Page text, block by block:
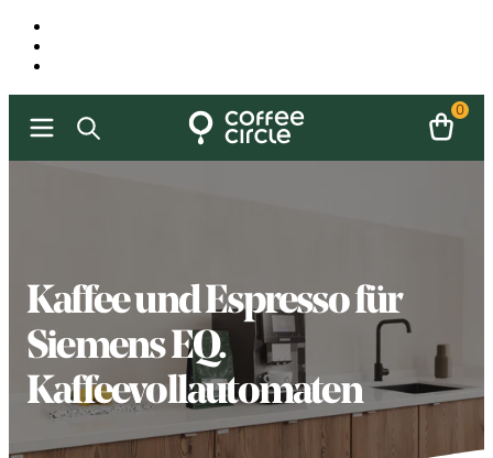
0
Kaffee und Espresso für
Siemens EQ.
Kaffeevollautomaten